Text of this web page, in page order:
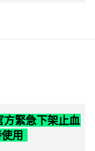
方緊急下架止血
用